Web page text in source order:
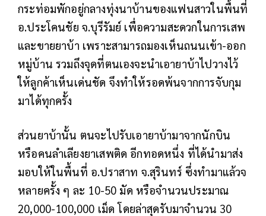
กระท่อมพักอยู่กลางทุ่งนาบ้านของแฟนสาวในพื้นที่
อ.ประโคนชัย จ.บุรีรัมย์ เพื่อความสะดวกในการเสพ
และขายยาบ้า เพราะสามารถมองเห็นถนนเข้า-ออก
หมู่บ้าน รวมถึงจุดที่ตนเองจะนำเอายาบ้าไปวางไว้
ให้ลูกค้าเห็นเด่นชัด จึงทำให้รอดพ้นจากการจับกุม
มาได้ทุกครั้ง
ส่วนยาบ้านั้น ตนจะไปรับเอายาบ้ามาจากนักบิน
หรือคนลำเลียงยาเสพติด อีกทอดหนึ่ง ที่ได้นำมาส่ง
มอบให้ในพื้นที่ อ.ปราสาท จ.สุรินทร์ ซึ่งทำมาแล้วจ
หลายครั้ง ๆ ละ 10-50 มัด หรือจำนวนประมาณ
20,000-100,000 เม็ด โดยล่าสุดรับมาจำนวน 30